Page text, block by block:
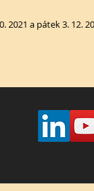
a pátek 3. 12.